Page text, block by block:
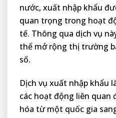
nước, xuất nhập khẩu
quan trọng trong hoạt
tế. Thông qua dịch vụ
thể mở rộng thị trường
số.
Dịch vụ xuất nhập khẩu
các hoạt động liên quan
hóa từ một quốc gia